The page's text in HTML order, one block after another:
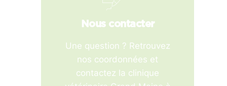
Nous contacter
Une question ? Retrouvez
nos coordonnées et
contactez la clinique